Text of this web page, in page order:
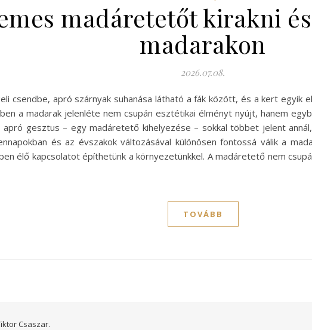
madáretetőt kirakni
madarakon
2026.07.08.
csendbe, apró szárnyak suhanása látható a fák között, és a kert egyik
a madarak jelenléte nem csupán esztétikai élményt nyújt, hanem
gesztus – egy madáretető kihelyezése – sokkal többet jelent
és az évszakok változásával különösen fontossá válik a
élő kapcsolatot építhetünk a környezetünkkel. A madáretető nem
TOVÁBB
Csaszar.